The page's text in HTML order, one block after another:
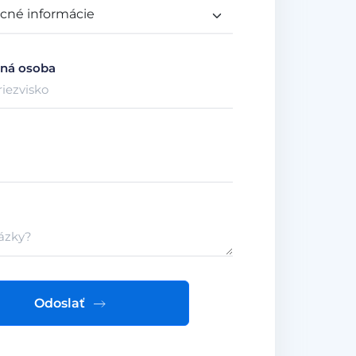
osoba
Odoslať